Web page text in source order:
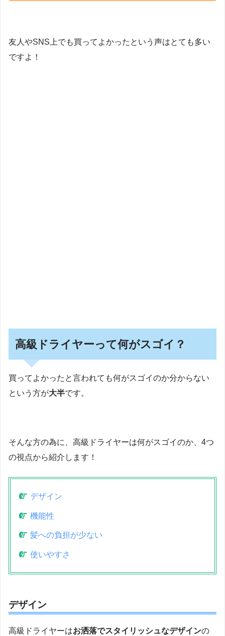
友人やSNS上でも買ってよかったという声はとても多い
ですよ！
高級ドライヤーって何がスゴイ？
買ってよかったと言われても何がスゴイのか分からない
という方が大半です。
そんな方の為に、高級ドライヤーは何がスゴイのか、4つ
の視点から紹介します！
デザイン
機能性
髪への負担が少ない
使いやすさ
デザイン
高級ドライヤーはお洒落でスタイリッシュなデザインの